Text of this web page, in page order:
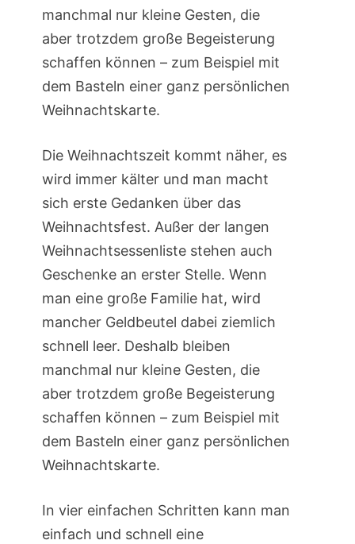
manchmal nur kleine Gesten, die
aber trotzdem große Begeisterung
schaffen können – zum Beispiel mit
dem Basteln einer ganz persönlichen
Weihnachtskarte.
Die Weihnachtszeit kommt näher, es
wird immer kälter und man macht
sich erste Gedanken über das
Weihnachtsfest. Außer der langen
Weihnachtsessenliste stehen auch
Geschenke an erster Stelle. Wenn
man eine große Familie hat, wird
mancher Geldbeutel dabei ziemlich
schnell leer. Deshalb bleiben
manchmal nur kleine Gesten, die
aber trotzdem große Begeisterung
schaffen können – zum Beispiel mit
dem Basteln einer ganz persönlichen
Weihnachtskarte.
In vier einfachen Schritten kann man
einfach und schnell eine